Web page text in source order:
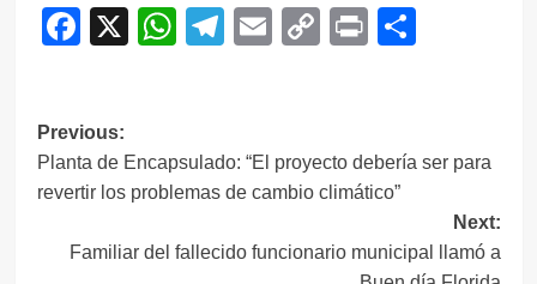
Facebook
X WhatsApp
Telegram
EmailCopy
Print
Navegación
de
entradas
Previous:
Planta de Encapsulado: “El proyecto debería ser para
revertir los problemas de cambio climático”
Next:
Familiar del fallecido funcionario municipal llamó a